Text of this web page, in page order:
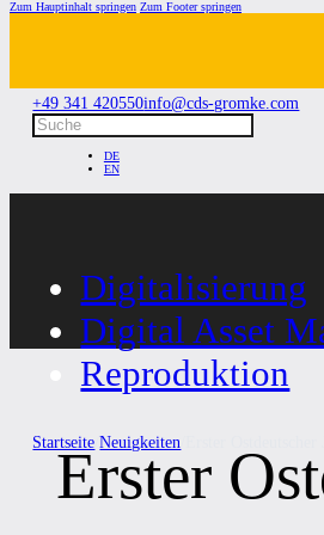
Zum Hauptinhalt springen Zum Footer springen
+49 341 420550info@cds-gromke.com
Suchen
DE
EN
Digitalisierung
Digital Asset
Reproduktion
Startseite /Neuigkeiten
Erster